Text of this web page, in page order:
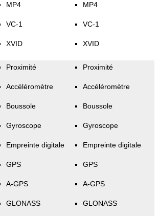
MP4
VC-1
XVID
MP4
VC-1
XVID
Proximité
Accéléromètre
Boussole
Gyroscope
Empreinte digitale
GPS
A-GPS
GLONASS
Proximité
Accéléromètre
Boussole
Gyroscope
Empreinte digitale
GPS
A-GPS
GLONASS